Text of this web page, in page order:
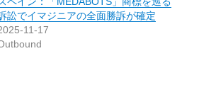
訟でイマジニアの全面勝訴が確定
11-17